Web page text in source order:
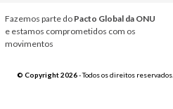
Fazemos parte do Pacto Global da ONU
e estamos comprometidos com os
movimentos
© Copyright 2026- Todos os direitos